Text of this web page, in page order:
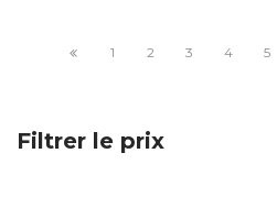
1 2 3 4 5
Filtrer le prix